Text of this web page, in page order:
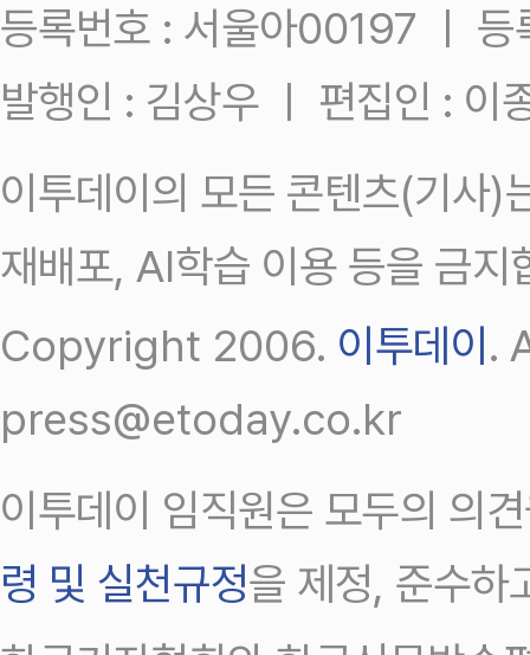
등록번호 : 서울아00197 ㅣ
발행인 : 김상우 ㅣ 편집인 : 이
이투데이의 모든 콘텐츠(기사)
재배포, AI학습 이용 등을 금지
Copyright 2006. 이투데이.
press@etoday.co.kr
이투데이 임직원은 모두의 의
령 및 실천규정을 제정, 준수하